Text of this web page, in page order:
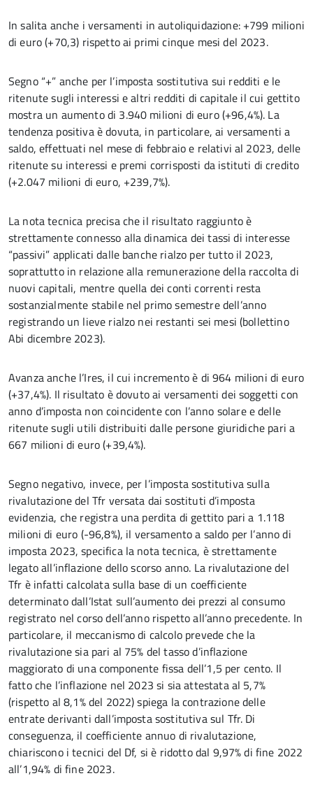
In salita anche i versamenti in autoliquidazione: +799 milioni
di euro (+70,3) rispetto ai primi cinque mesi del 2023.
Segno “+” anche per l’imposta sostitutiva sui redditi e le
ritenute sugli interessi e altri redditi di capitale il cui gettito
mostra un aumento di 3.940 milioni di euro (+96,4%). La
tendenza positiva è dovuta, in particolare, ai versamenti a
saldo, effettuati nel mese di febbraio e relativi al 2023, delle
ritenute su interessi e premi corrisposti da istituti di credito
(+2.047 milioni di euro, +239,7%).
La nota tecnica precisa che il risultato raggiunto è
strettamente connesso alla dinamica dei tassi di interesse
“passivi” applicati dalle banche rialzo per tutto il 2023,
soprattutto in relazione alla remunerazione della raccolta di
nuovi capitali, mentre quella dei conti correnti resta
sostanzialmente stabile nel primo semestre dell’anno
registrando un lieve rialzo nei restanti sei mesi (bollettino
Abi dicembre 2023).
Avanza anche l’Ires, il cui incremento è di 964 milioni di euro
(+37,4%). Il risultato è dovuto ai versamenti dei soggetti con
anno d’imposta non coincidente con l’anno solare e delle
ritenute sugli utili distribuiti dalle persone giuridiche pari a
667 milioni di euro (+39,4%).
Segno negativo, invece, per l’imposta sostitutiva sulla
rivalutazione del Tfr versata dai sostituti d’imposta
evidenzia, che registra una perdita di gettito pari a 1.118
milioni di euro (-96,8%), il versamento a saldo per l’anno di
imposta 2023, specifica la nota tecnica, è strettamente
legato all’inflazione dello scorso anno. La rivalutazione del
Tfr è infatti calcolata sulla base di un coefficiente
determinato dall’Istat sull’aumento dei prezzi al consumo
registrato nel corso dell’anno rispetto all’anno precedente. In
particolare, il meccanismo di calcolo prevede che la
rivalutazione sia pari al 75% del tasso d’inflazione
maggiorato di una componente fissa dell’1,5 per cento. Il
fatto che l’inflazione nel 2023 si sia attestata al 5,7%
(rispetto al 8,1% del 2022) spiega la contrazione delle
entrate derivanti dall’imposta sostitutiva sul Tfr. Di
conseguenza, il coefficiente annuo di rivalutazione,
chiariscono i tecnici del Df, si è ridotto dal 9,97% di fine 2022
all’1,94% di fine 2023.